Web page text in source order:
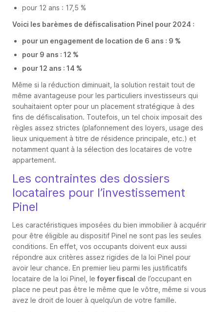
pour 12 ans : 17,5 %
Voici les barèmes de défiscalisation Pinel pour 2024 :
pour un engagement de location de 6 ans : 9 %
pour 9 ans : 12 %
pour 12 ans : 14 %
Même si la réduction diminuait, la solution restait tout de
même avantageuse pour les particuliers investisseurs qui
souhaitaient opter pour un placement stratégique à des
fins de défiscalisation. Toutefois, un tel choix imposait des
règles assez strictes (plafonnement des loyers, usage des
lieux uniquement à titre de résidence principale, etc.) et
notamment quant à la sélection des locataires de votre
appartement.
Les contraintes des dossiers
locataires pour l’investissement
Pinel
Les caractéristiques imposées du bien immobilier à acquérir
pour être éligible au dispositif Pinel ne sont pas les seules
conditions. En effet, vos occupants doivent eux aussi
répondre aux critères assez rigides de la loi Pinel pour
avoir leur chance. En premier lieu parmi les justificatifs
locataire de la loi Pinel, le foyer fiscal de l’occupant en
place ne peut pas être le même que le vôtre, même si vous
avez le droit de louer à quelqu’un de votre famille.